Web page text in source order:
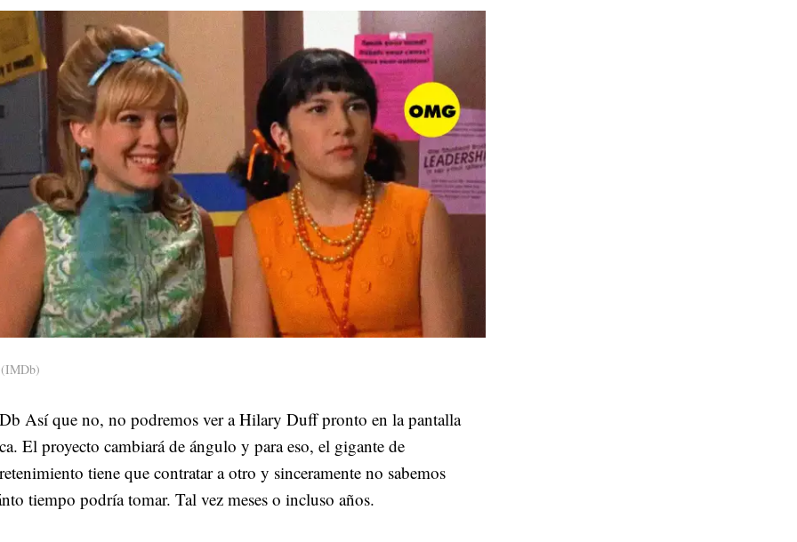
(IMDb)
Así que no, no podremos ver a Hilary Duff pronto en la pantalla
El proyecto cambiará de ángulo y para eso, el gigante de
tiene que contratar a otro y sinceramente no sabemos
tiempo podría tomar. Tal vez meses o incluso años.